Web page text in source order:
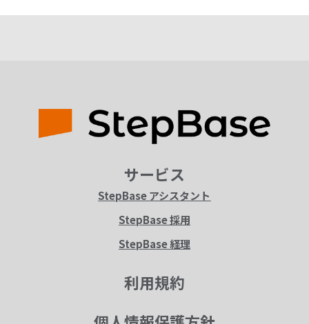
サービス
StepBase アシスタント
StepBase 採用
StepBase 経理
利用規約